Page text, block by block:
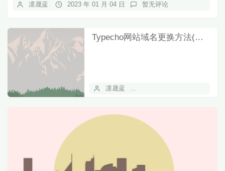
凛晟蓝 2023 年 01 月 04 日 暂无评论
Typecho网站域名更换方法(防止404)
凛晟蓝